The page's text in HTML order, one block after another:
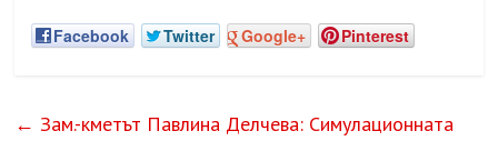
Facebook Twitter Google+ Pinterest
← Зам.-кметът Павлина Делчева: Симулационната